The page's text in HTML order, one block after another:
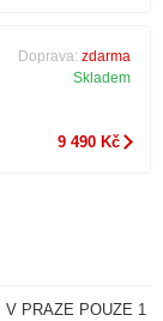
Doprava: zdarma
Skladem
9 490 Kč
V PRAZE POUZE 1